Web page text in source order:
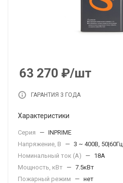
63 270 ₽/шт
ГАРАНТИЯ 3 ГОДА
Характеристики
Серия — INPRIME
Напряжение, В
— 3 ~ 400В, 50|60Гц
Номинальный ток (А)
— 18A
Мощность, кВт — 7.5кВт
Пожарный режим
— нет